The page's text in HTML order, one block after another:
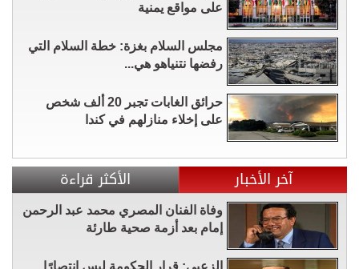
على مواقع يمنية
مجلس السلام بغزة: خطة السلام التي
رفضها نتنياهو هي...
حرائق الغابات تجبر 20 ألف شخص
على إخلاء منازلهم في كندا
آخر الأخبار الأكثر قراءة
وفاة الفنان المصري محمد عبد الرحمن
إمام بعد أزمة صحية طارئة